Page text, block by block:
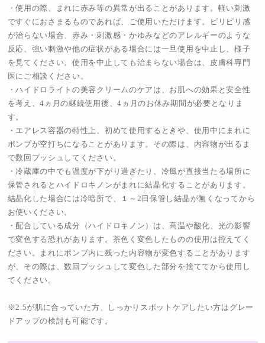
・使用の際、まれに赤み等の異常が出ることがあります。軽い刺激
ですぐにおさまるものであれば、ご使用いただけます。ピリピリ感
が治らない場合、赤み・刺激感・かゆみなどのアレルギーのような
反応、強い刺激や他の症状がある場合には一旦使用を中止し、様子
を見てください。使用を中止しても治まらない場合は、皮膚科専門
医にご相談ください。
・ハイドロライトの美容クリームのケアは、お肌への効果と安全性
を考え、4ヵ月の継続使用後、4ヵ月のお休み期間が必要となりま
す。
・エアレス容器の特性上、初めて使用するときや、使用中にまれに
ポンプが空打ちになることがあります。その際は、内容物が出るま
で数回プッシュしてください。
・冷蔵庫の中でも温度が下がり過ぎたり、冷風が直接当たる場所に
保管されるとハイドロキノンがまれに結晶化することがあります。
結晶化した場合には冷暗所で、１～2日保管し結晶が無くなってから
お使いください。
・配合している成分（ハイドロキノン）は、高温や酸化、光の影響
で変色する恐れがあります。茶色く変色したものの使用は控えてく
ださい。まれにポンプ内に残った内容物が変色することがあります
が、その際は、数回プッシュして変色した部分を捨ててから使用し
てください。
※2.5が肌に合っていた方、しっかりスポットケアしたい方はグレー
ドアップの検討も可能です。